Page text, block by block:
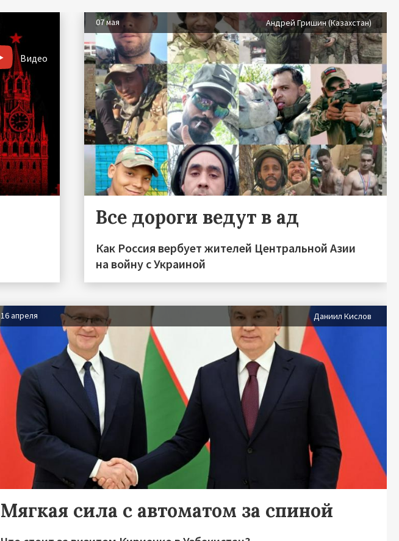
Видео
07 мая Андрей Гришин (Казахстан)
Все дороги ведут в ад
Как Россия вербует жителей Центральной Азии
на войну с Украиной
16 апреля Даниил Кислов
Мягкая сила с автоматом за спиной